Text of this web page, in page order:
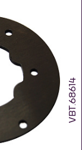
VBT.68614